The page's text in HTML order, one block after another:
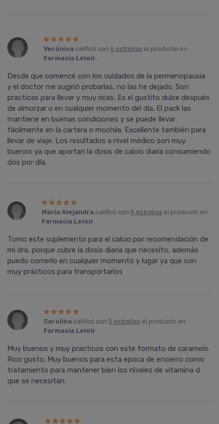
Verónica calificó con 5 estrellas el producto en
Farmacia Leloir.
Desde que comencë con los cuidados de la permenopausia
y el doctor me sugirió probarlas, no las he dejado. Son
practicas para llevar y muy ricas. Es el gustito dulce después
de almorzar o en cualquier momento del día. El pack las
mantiene en buenas condiciones y se puede llevar
fácilmente en la cartera o mochila. Excellente también para
llevar de viaje. Los resultados a nivel médico son muy
buenos ya que aportan la dosis de calcio diaria consumiendo
dos por día.
Maria Alejandra calificó con 5 estrellas el producto en
Farmacia Leloir.
Tomo este suplemento para el calcio por recomendación de
mi dra, porque cubre la dosis diaria que necesito, además
puedo comerlo en cualquier momento y lugar ya que son
muy prácticos para transportarlos
Carolina calificó con 5 estrellas el producto en
Farmacia Leloir.
Muy buenos y muy practicos con este formato de caramelo.
Rico gusto. Muy buenos para esta epoca de encierro como
tratamiento para mantener bien los niveles de vitamina d
que se necesitan.